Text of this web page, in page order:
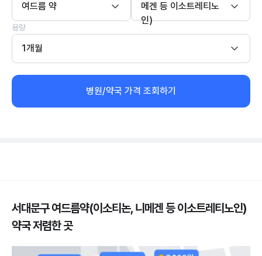
여드름 약
메겐 등 이소트레티노
인)
용량
1개월
병원/약국 가격 조회하기
서대문구 여드름약(이소티논, 니메겐 등 이소트레티노인)
약국 저렴한 곳